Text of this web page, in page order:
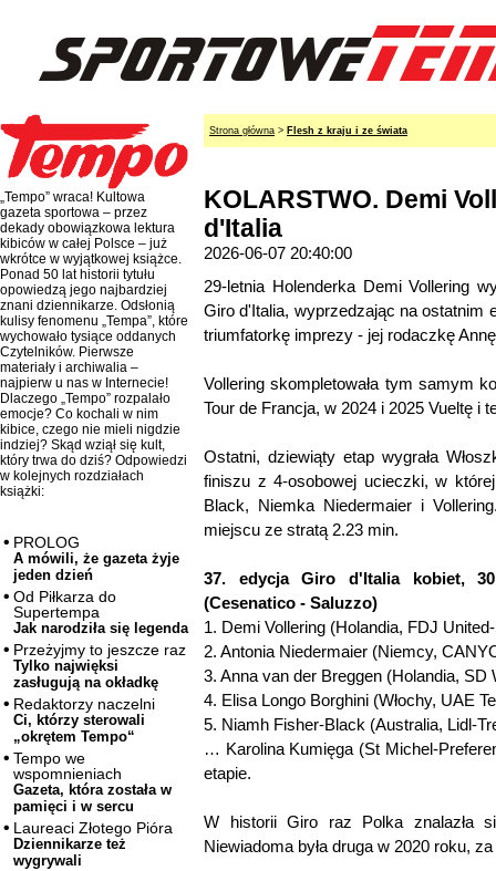
„Tempo” wraca! Kultowa
gazeta sportowa – przez
dekady obowiązkowa lektura
kibiców w całej Polsce – już
wkrótce w wyjątkowej książce.
Ponad 50 lat historii tytułu
opowiedzą jego najbardziej
znani dziennikarze. Odsłonią
kulisy fenomenu „Tempa”, które
wychowało tysiące oddanych
Czytelników. Pierwsze
materiały i archiwalia –
najpierw u nas w Internecie!
Dlaczego „Tempo” rozpalało
emocje? Co kochali w nim
kibice, czego nie mieli nigdzie
indziej? Skąd wziął się kult,
który trwa do dziś? Odpowiedzi
w kolejnych rozdziałach
książki:
PROLOG
A mówili, że gazeta żyje
jeden dzień
Od Piłkarza do
Supertempa
Jak narodziła się legenda
Przeżyjmy to jeszcze raz
Tylko najwięksi
zasługują na okładkę
Redaktorzy naczelni
Ci, którzy sterowali
„okrętem Tempo“
Tempo we
wspomnieniach
Gazeta, która została w
pamięci i w sercu
Laureaci Złotego Pióra
Dziennikarze też
wygrywali
Strona główna > Flesh z kraju i ze świata
KOLARSTWO. Demi
d'Italia
2026-06-07 20:40:00
29-letnia Holenderka Demi Vollering
Giro d'Italia, wyprzedzając na ostatnim
triumfatorkę imprezy - jej rodaczkę
Vollering skompletowała tym samym
Tour de Francja, w 2024 i 2025 Vueltę i
Ostatni, dziewiąty etap wygrała
finiszu z 4-osobowej ucieczki, w
Black, Niemka Niedermaier i
miejscu ze stratą 2.23 min.
37. edycja Giro d'Italia kobiet,
(Cesenatico - Saluzzo)
1. Demi Vollering (Holandia, FDJ
2. Antonia Niedermaier (Niemcy,
3. Anna van der Breggen (Holandia, SD
4. Elisa Longo Borghini (Włochy, UAE
5. Niamh Fisher-Black (Australia, Lidl-
… Karolina Kumięga (St Michel-
etapie.
W historii Giro raz Polka znalazła
Niewiadoma była druga w 2020 roku,